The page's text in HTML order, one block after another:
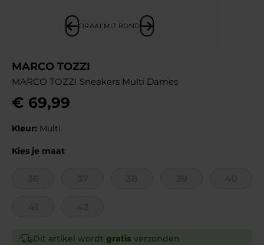
DRAAI MIJ ROND
MARCO TOZZI
MARCO TOZZI Sneakers Multi Dames
€ 69,99
Kleur: Multi
Kies je maat
Dit artikel wordt gratis verzonden